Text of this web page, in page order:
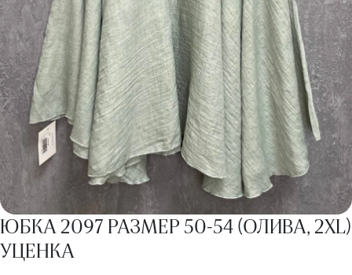
ЮБКА 2097 РАЗМЕР 50-54 (ОЛИВА, 2XL)
УЦЕНКА